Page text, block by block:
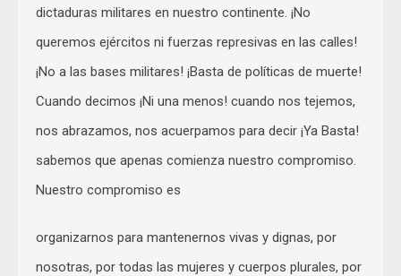
dictaduras militares en nuestro continente. ¡No
queremos ejércitos ni fuerzas represivas en las calles!
¡No a las bases militares! ¡Basta de políticas de muerte!
Cuando decimos ¡Ni una menos! cuando nos tejemos,
nos abrazamos, nos acuerpamos para decir ¡Ya Basta!
sabemos que apenas comienza nuestro compromiso.
Nuestro compromiso es
organizarnos para mantenernos vivas y dignas, por
nosotras, por todas las mujeres y cuerpos plurales, por